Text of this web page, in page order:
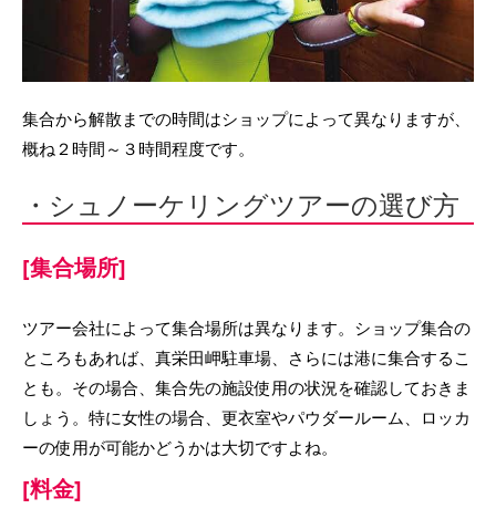
集合から解散までの時間はショップによって異なりますが、
概ね２時間～３時間程度です。
・シュノーケリングツアーの選び方
[集合場所]
ツアー会社によって集合場所は異なります。ショップ集合の
ところもあれば、真栄田岬駐車場、さらには港に集合するこ
とも。その場合、集合先の施設使用の状況を確認しておきま
しょう。特に女性の場合、更衣室やパウダールーム、ロッカ
ーの使用が可能かどうかは大切ですよね。
[料金]